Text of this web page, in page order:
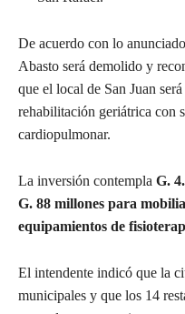
De acuerdo con lo
Abasto será demolido y
que el local de San Juan
rehabilitación geriátrica con
cardiopulmonar.
La inversión contempla G.
G. 88 millones para
equipamientos de
El intendente indicó que la
municipales y que los 14